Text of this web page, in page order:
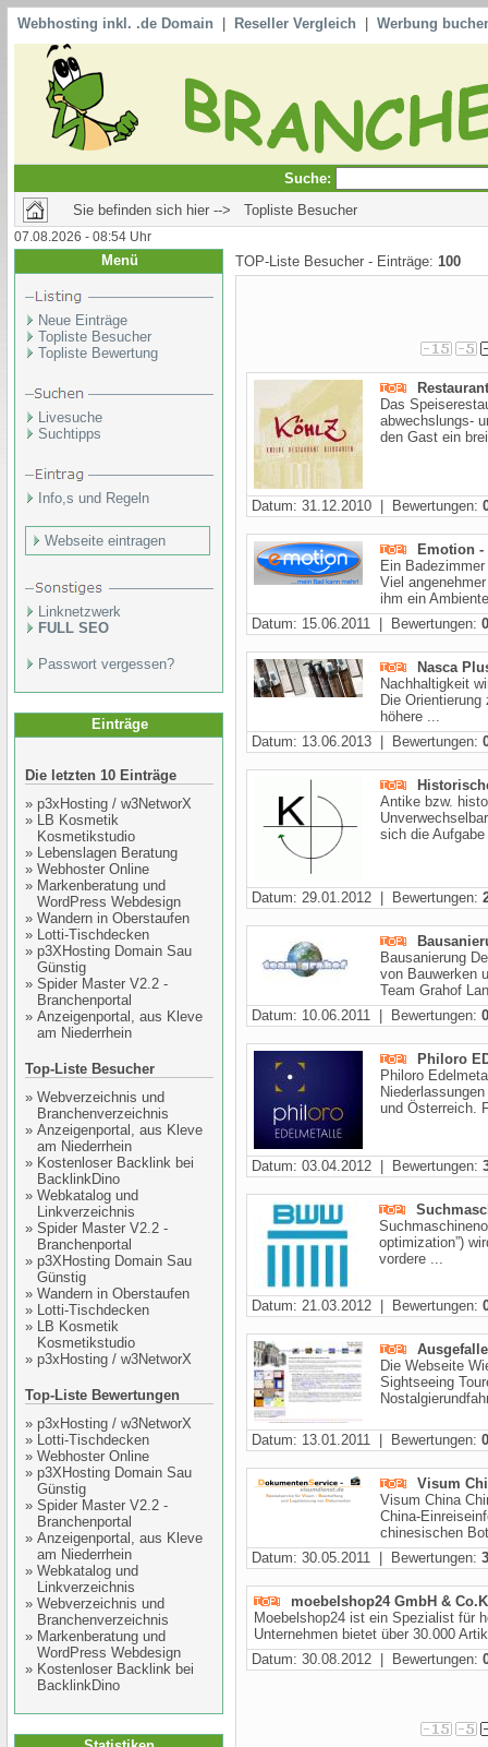
Webhosting inkl. .de Domain Reseller Vergleich Werbung
Suche:
Sie befinden sich hier --> Topliste Besucher
07.08.2026 - 08:54 Uhr
Menü
Neue Einträge
Topliste Besucher
Topliste Bewertung
Livesuche
Suchtipps
Info,s und Regeln
Webseite eintragen
Linknetzwerk
FULL SEO
Passwort vergessen?
Einträge
Die letzten 10 Einträge
» p3xHosting / w3NetworX
» LB Kosmetik
Kosmetikstudio
» Lebenslagen Beratung
» Webhoster Online
» Markenberatung und
WordPress Webdesign
» Wandern in Oberstaufen
» Lotti-Tischdecken
» p3XHosting Domain Sau
Günstig
» Spider Master V2.2 -
Branchenportal
» Anzeigenportal, aus Kleve
am Niederrhein
Top-Liste Besucher
» Webverzeichnis und
Branchenverzeichnis
» Anzeigenportal, aus Kleve
am Niederrhein
» Kostenloser Backlink bei
BacklinkDino
» Webkatalog und
Linkverzeichnis
» Spider Master V2.2 -
Branchenportal
» p3XHosting Domain Sau
Günstig
» Wandern in Oberstaufen
» Lotti-Tischdecken
» LB Kosmetik
Kosmetikstudio
» p3xHosting / w3NetworX
Top-Liste Bewertungen
» p3xHosting / w3NetworX
» Lotti-Tischdecken
» Webhoster Online
» p3XHosting Domain Sau
Günstig
» Spider Master V2.2 -
Branchenportal
» Anzeigenportal, aus Kleve
am Niederrhein
» Webkatalog und
Linkverzeichnis
» Webverzeichnis und
Branchenverzeichnis
» Markenberatung und
WordPress Webdesign
» Kostenloser Backlink bei
BacklinkDino
TOP-Liste Besucher - Einträge: 100
Das
abwechslungs-
den Gast ein
Datum: 31.12.2010 | Bewertungen:
Emotion
Ein
Viel
ihm ein
Datum: 15.06.2011 | Bewertungen: 0
Nasca
Nachhaltigkeit
Die
höhere ...
Datum: 13.06.2013 | Bewertungen:
Antike bzw.
sich die
Datum: 29.01.2012 | Bewertungen:
Bausanierung
von Bauwerken
Team Grahof
Datum: 10.06.2011 | Bewertungen: 0
Philoro
Philoro
und Österreich.
Datum: 03.04.2012 | Bewertungen:
optimization”)
vordere ...
Datum: 21.03.2012 | Bewertungen:
Die Webseite
Sightseeing
Datum: 13.01.2011 | Bewertungen: 0
Visum
Visum China
China-
chinesischen
Datum: 30.05.2011 | Bewertungen: 3
moebelshop24 GmbH &
Moebelshop24 ist ein Spezialist für
Unternehmen bietet über 30.000
Datum: 30.08.2012 | Bewertungen: